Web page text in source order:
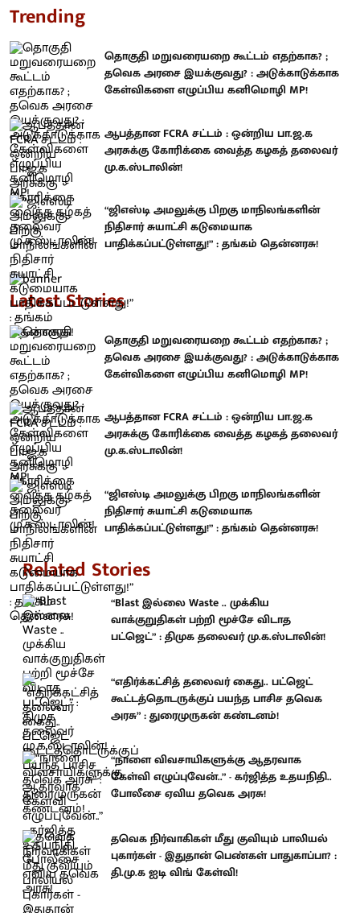
Trending
தொகுதி மறுவரையறை கூட்டம் எதற்காக? ;
தவெக அரசை இயக்குவது? : அடுக்காடுக்காக
கேள்விகளை எழுப்பிய கனிமொழி MP!
ஆபத்தான FCRA சட்டம் : ஒன்றிய பா.ஜ.க
அரசுக்கு கோரிக்கை வைத்த கழகத் தலைவர்
மு.க.ஸ்டாலின்!
“ஜிஎஸ்டி அமலுக்கு பிறகு மாநிலங்களின்
நிதிசார் சுயாட்சி கடுமையாக
பாதிக்கப்பட்டுள்ளது!” : தங்கம் தென்னரசு!
Latest Stories
தொகுதி மறுவரையறை கூட்டம் எதற்காக? ;
தவெக அரசை இயக்குவது? : அடுக்காடுக்காக
கேள்விகளை எழுப்பிய கனிமொழி MP!
ஆபத்தான FCRA சட்டம் : ஒன்றிய பா.ஜ.க
அரசுக்கு கோரிக்கை வைத்த கழகத் தலைவர்
மு.க.ஸ்டாலின்!
“ஜிஎஸ்டி அமலுக்கு பிறகு மாநிலங்களின்
நிதிசார் சுயாட்சி கடுமையாக
பாதிக்கப்பட்டுள்ளது!” : தங்கம் தென்னரசு!
Related Stories
“Blast இல்லை Waste .. முக்கிய
வாக்குறுதிகள் பற்றி மூச்சே விடாத
பட்ஜெட்” : திமுக தலைவர் மு.க.ஸ்டாலின்!
“எதிர்க்கட்சித் தலைவர் கைது.. பட்ஜெட்
கூட்டத்தொடருக்குப் பயந்த பாசிச தவெக
அரசு” : துரைமுருகன் கண்டனம்!
“நாளை விவசாயிகளுக்கு ஆதரவாக
கேள்வி எழுப்புவேன்..” - கர்ஜித்த உதயநிதி..
போலீசை ஏவிய தவெக அரசு!
தவெக நிர்வாகிகள் மீது குவியும் பாலியல்
புகார்கள் - இதுதான் பெண்கள் பாதுகாப்பா? :
தி.மு.க ஐடி விங் கேள்வி!